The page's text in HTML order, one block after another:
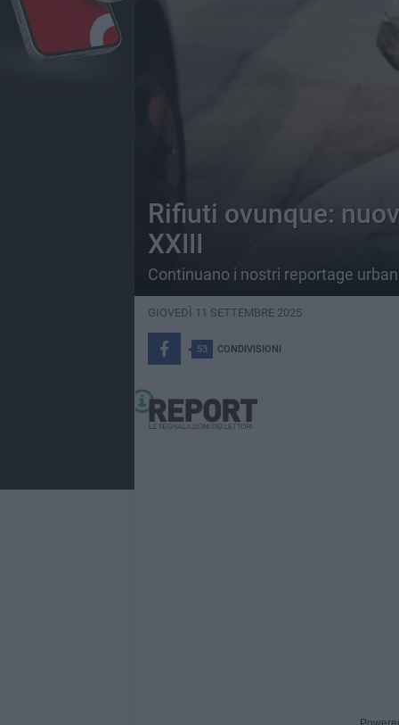
Rifiuti ovunque:
XXIII
Continuano i nostri reportage
GIOVEDÌ 11 SETTEMBRE 2025
53 CONDIVISIONI